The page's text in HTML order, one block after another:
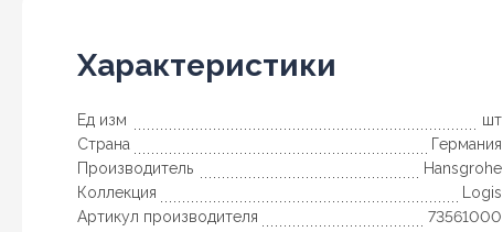
Характеристики
Ед изм
шт
Страна
Германия
Производитель
Hansgrohe
Коллекция
Logis
Артикул производителя
73561000